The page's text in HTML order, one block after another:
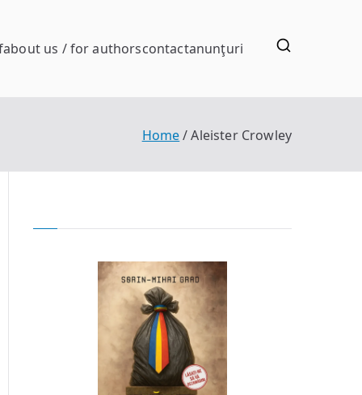
about us / for authorscontactanunţuri
Home Aleister Crowley